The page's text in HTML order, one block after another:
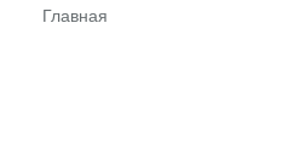
Главная